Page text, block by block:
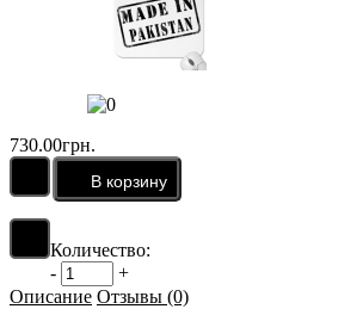
730.00грн.
Количество:
-
+
Описание Отзывы (0)